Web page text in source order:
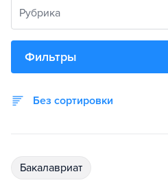
Рубрика
Фильтры
Без сортировки
бакалавриат